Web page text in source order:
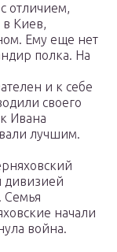
отличием,
в Киев,
Ему еще нет
полка. На
и к себе
своего
Ивана
лучшим.
дивизией
Семья
начали
война.